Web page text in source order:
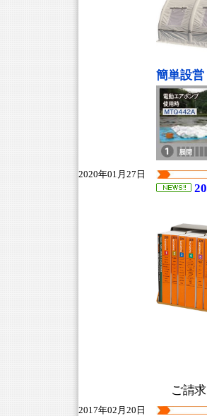
簡単設営
2020年01月27日
ご請求
2017年02月20日